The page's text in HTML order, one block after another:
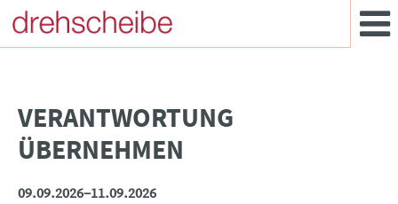
VERANTWORTUNG
ÜBERNEHMEN
09.09.2026–11.09.2026